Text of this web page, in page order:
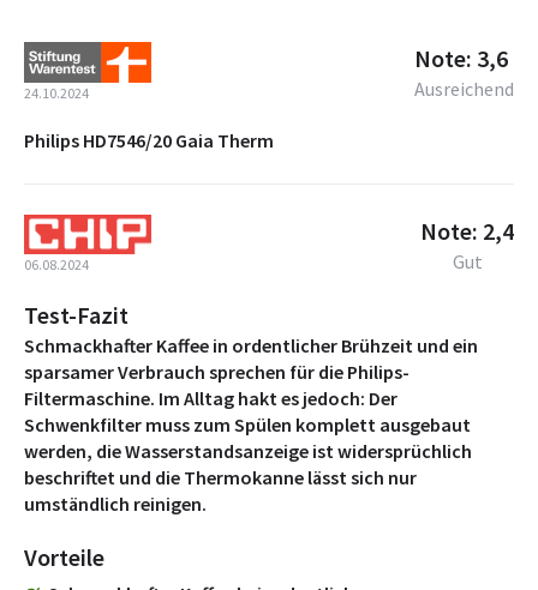
24.10.2024
Note: 3,6
Ausreichend
Philips HD7546/20 Gaia Therm
06.08.2024
Note: 2,4
Gut
Test-Fazit
Schmackhafter Kaffee in ordentlicher Brühzeit und ein
sparsamer Verbrauch sprechen für die Philips-
Filtermaschine. Im Alltag hakt es jedoch: Der
Schwenkfilter muss zum Spülen komplett ausgebaut
werden, die Wasserstandsanzeige ist widersprüchlich
beschriftet und die Thermokanne lässt sich nur
umständlich reinigen.
Vorteile